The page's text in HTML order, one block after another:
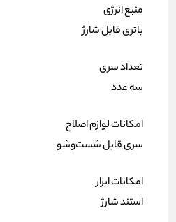
منبع انرژی
باتری قابل شارژ
تعداد سری
سه عدد
امکانات لوازم اصلاح
سری قابل شست‌وشو
امکانات ابزار
استند شارژ